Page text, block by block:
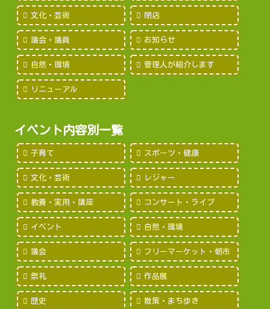
文化・芸術 閉店
議会・議員 お知らせ
自然・環境 管理人が紹介します
リニューアル
イベント内容別一覧
子育て スポーツ・健康
文化・芸術 レジャー
教養・実用・講座 コンサート・ライブ
イベント 自然・環境
議会 フリーマーケット・朝市
祭礼 作品展
歴史 散策・まち歩き